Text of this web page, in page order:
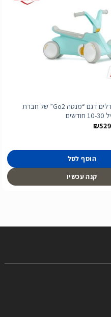
בימבה דחיפה ופדלים דגם “מנטה Go2” של חברת
₪טווח
הוסף לסל
קנה עכשיו